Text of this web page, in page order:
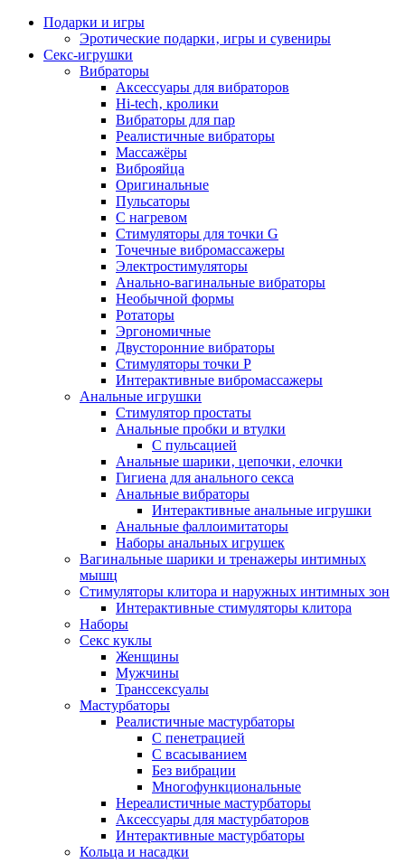
Подарки и игры
Эротические подарки‚ игры и сувениры
Секс-игрушки
Вибраторы
Аксессуары для вибраторов
Hi-tech‚ кролики
Вибраторы для пар
Реалистичные вибраторы
Массажёры
Виброяйца
Оригинальные
Пульсаторы
С нагревом
Стимуляторы для точки G
Точечные вибромассажеры
Электростимуляторы
Анально-вагинальные вибраторы
Необычной формы
Ротаторы
Эргономичные
Двусторонние вибраторы
Стимуляторы точки P
Интерактивные вибромассажеры
Анальные игрушки
Стимулятор простаты
Анальные пробки и втулки
С пульсацией
Анальные шарики‚ цепочки‚ елочки
Гигиена для анального секса
Анальные вибраторы
Интерактивные анальные игрушки
Анальные фаллоимитаторы
Наборы анальных игрушек
Вагинальные шарики и тренажеры интимных
мышц
Стимуляторы клитора и наружных интимных зон
Интерактивные стимуляторы клитора
Наборы
Секс куклы
Женщины
Мужчины
Транссексуалы
Мастурбаторы
Реалистичные мастурбаторы
С пенетрацией
С всасыванием
Без вибрации
Многофункциональные
Нереалистичные мастурбаторы
Аксессуары для мастурбаторов
Интерактивные мастурбаторы
Кольца и насадки